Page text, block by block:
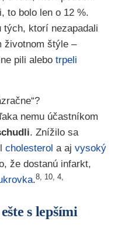
to bolo len o 12 %.
tých, ktorí nezapadali
životnom štýle –
pili alebo trpeli
nemu účastníkom
. Znížilo sa
cholesterol a aj vysoký
že dostanú infarkt,
.8, 10, 4,
s lepšími